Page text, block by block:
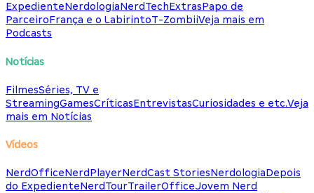
ExpedienteNerdologiaNerdTechExtrasPapo de
ParceiroFrança e o LabirintoT-ZombiiVeja mais em
Podcasts
Notícias
FilmesSéries, TV e
StreamingGamesCríticasEntrevistasCuriosidades e etc.Veja
mais em Notícias
Vídeos
NerdOfficeNerdPlayerNerdCast StoriesNerdologiaDepois
do ExpedienteNerdTourTrailerOfficeJovem Nerd